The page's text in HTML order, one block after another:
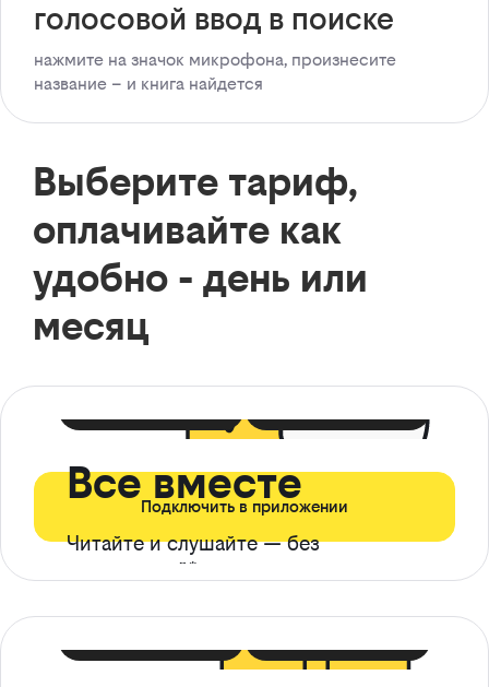
голосовой ввод в поиске
нажмите на значок микрофона, произнесите
название – и книга найдется
Выберите тариф,
оплачивайте как
удобно - день или
месяц
Все вместе
Читайте и слушайте — без
ограничений*
Подключить в приложении